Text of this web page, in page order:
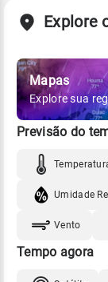
Explore
Mapas
Explore sua
Previsão do
Umidade
Vento
Tempo agora